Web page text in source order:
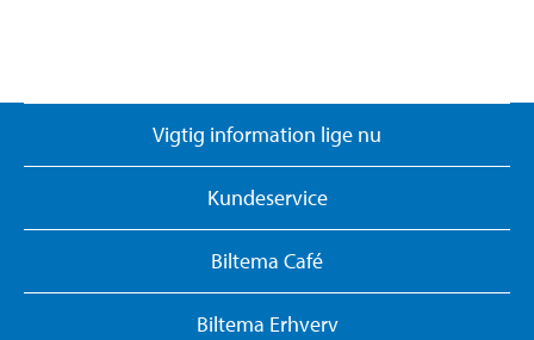
Vigtig information lige nu
Kundeservice
Biltema Café
Biltema Erhverv